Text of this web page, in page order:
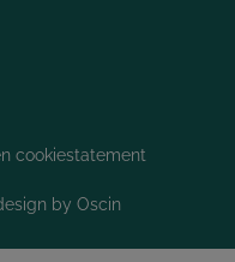
cookiestatement
by Oscin